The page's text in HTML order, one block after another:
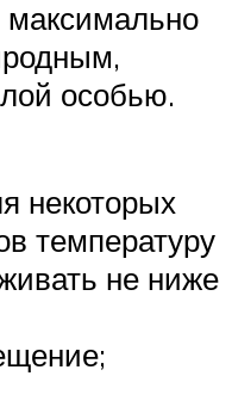
максимально
особью.
некоторых
температуру
не ниже